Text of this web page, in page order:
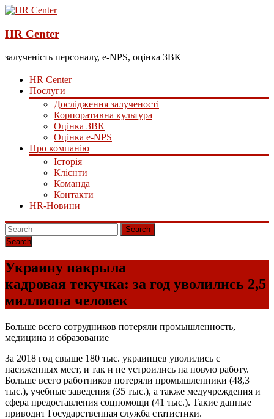
HR Center
залученість персоналу, e-NPS, оцінка ЗВК
HR Center
Послуги
Дослідження залученості
Корпоративна культура
Оцінка ЗВК
Оцінка e-NPS
Про компанію
Історія
Клієнти
Команда
Контакти
HR-Новини
Search
Украину накрыла
кадровая текучка: за год уволились 2,5
миллиона человек
Больше всего сотрудников потеряли промышленность,
медицина и образование
За 2018 год свыше 180 тыс. украинцев уволились с
насиженных мест, и так и не устроились на новую работу.
Больше всего работников потеряли промышленники (48,3
тыс.), учебные заведения (35 тыс.), а также медучреждения и
сфера предоставления соцпомощи (41 тыс.). Такие данные
приводит Государственная служба статистики.